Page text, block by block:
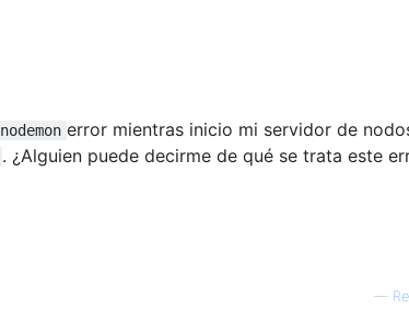
nodemon error mientras inicio mi servidor de
. ¿Alguien puede decirme de qué se trata este
—